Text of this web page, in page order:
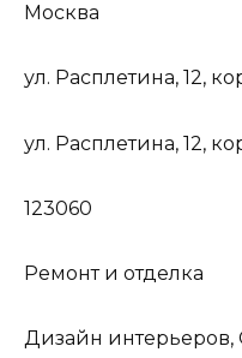
Москва
ул. Расплетина, 12,
ул. Расплетина, 12,
123060
Ремонт и отделка
Дизайн интерьеров,